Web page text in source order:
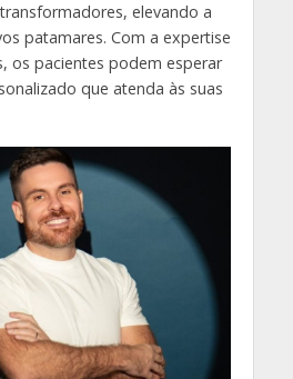
transformadores, elevando a
patamares. Com a expertise
os pacientes podem esperar
que atenda às suas